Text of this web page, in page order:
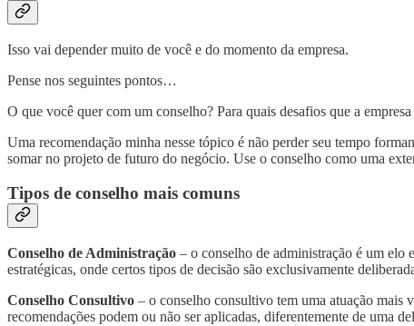
Isso vai depender muito de você e do momento da empresa.
Pense nos seguintes pontos…
O que você quer com um conselho? Para quais desafios que a
Uma recomendação minha nesse tópico é não perder seu tempo
somar no projeto de futuro do negócio. Use o conselho como uma
Tipos de conselho mais comuns
Conselho de Administração – o conselho de administração é um elo
estratégicas, onde certos tipos de decisão são exclusivamente
Conselho Consultivo – o conselho consultivo tem uma atuação mais
recomendações podem ou não ser aplicadas, diferentemente de uma